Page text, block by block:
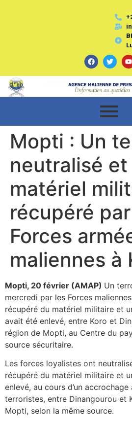
Mopti : Un
neutralisé et
matériel
récupéré
Forces
maliennes à
Mopti, 20 février (AMAP) Un
mercredi par les Forces
récupéré du matériel militaire et
avait été enlevé, entre Koro et
région de Mopti, au Centre du
source sécuritaire.
Les forces loyalistes ont
récupéré du matériel militaire et
enlevé, au cours d’un
terroristes, entre Dinangourou et
Mopti, selon la même source.